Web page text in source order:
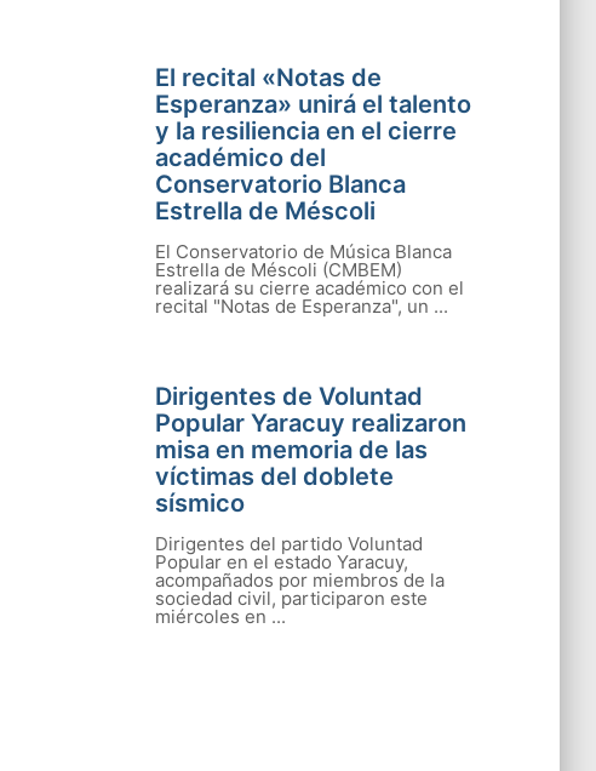
El recital «Notas de
Esperanza» unirá el talento
y la resiliencia en el cierre
académico del
Conservatorio Blanca
Estrella de Méscoli
El Conservatorio de Música Blanca
Estrella de Méscoli (CMBEM)
realizará su cierre académico con el
recital "Notas de Esperanza", un ...
Dirigentes de Voluntad
Popular Yaracuy realizaron
misa en memoria de las
víctimas del doblete
sísmico
Dirigentes del partido Voluntad
Popular en el estado Yaracuy,
acompañados por miembros de la
sociedad civil, participaron este
miércoles en ...